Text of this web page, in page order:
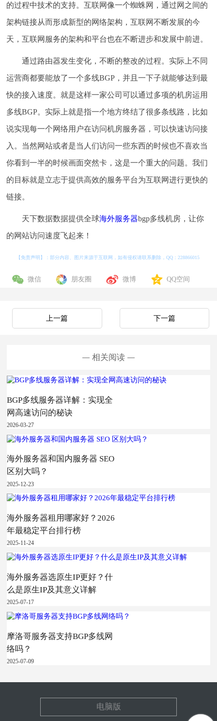
的过程中技术的支持。互联网像一个蜘蛛网，通过网之间的
架构链接从而形成新型的网络架构，互联网不断发展的今
天，互联网服务的架构和平台也在不断进步和发展中前进。
通过路由器发生变化，不断的整改的过程。实际上不同
运营商都要能放了一个多线BGP，并且一下子就能够达到最
快的接入速度。就是这样一家公司可以通过多项的机房运用
多线BGP。实际上就是指一个地方终结了很多条线路，比如
说实现每一个网络用户在访问机房服务器，可以快速访问接
入。当然网站或者是当人们访问一些东西的时候也不喜欢当
你看到一半的时候画面突然卡，这是一个重大的问题。我们
的目标就是立志于提供高效的服务平台为互联网进行更快的
链接。
天下数据数据提供全球海外服务器bgp多线机房，让你
的网站访问速度飞起来！
【免责声明】：部分内容、图片来源于互联网，如有侵权请联系删除，QQ：228866015
微信 朋友圈 微博 QQ空间
下一篇
上一篇
相关阅读
BGP多线服务器详解：实现全
网高速访问的秘诀
2026-03-27
海外服务器和国内服务器 SEO
区别大吗？
2025-12-23
海外服务器租用哪家好？2026
年最稳定平台排行榜
2025-11-24
海外服务器选原生IP更好？什
么是原生IP及其意义详解
2025-07-17
摩洛哥服务器支持BGP多线网
络吗？
2025-07-09
电脑版